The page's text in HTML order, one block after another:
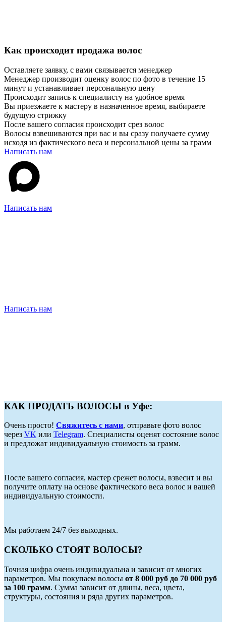
Как происходит продажа волос
Оставляете заявку, с вами связывается менеджер
Менеджер производит оценку волос по фото в течение 15
минут и устанавливает персональную цену
Происходит запись к специалисту на удобное время
Вы приезжаете к мастеру в назначенное время, выбираете
будущую стрижку
После вашего согласия происходит срез волос
Волосы взвешиваются при вас и вы сразу получаете сумму
исходя из фактического веса и персональной цены за грамм
Написать нам
Написать нам
Написать нам
КАК ПРОДАТЬ ВОЛОСЫ в Уфе:
Очень просто! Свяжитесь с нами, отправьте фото волос
через VK или Telegram. Специалисты оценят состояние волос
и предложат индивидуальную стоимость за грамм.
После вашего согласия, мастер срежет волосы, взвесит и вы
получите оплату на основе фактического веса волос и вашей
индивидуальную стоимости.
Мы работаем 24/7 без выходных.
СКОЛЬКО СТОЯТ ВОЛОСЫ?
Точная цифра очень индивидуальна и зависит от многих
параметров. Мы покупаем волосы от 8 000 руб до 70 000 руб
за 100 грамм. Сумма зависит от длины, веса, цвета,
структуры, состояния и ряда других параметров.